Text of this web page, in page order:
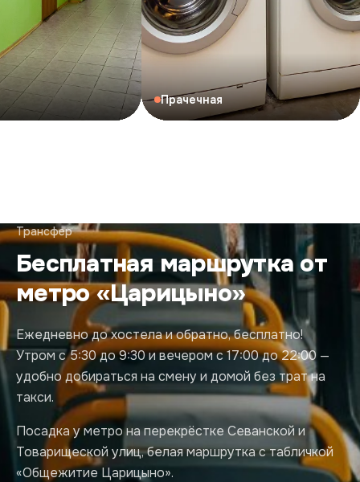
Прачечная
Трансфер
Бесплатная маршрутка от
метро «Царицыно»
Ежедневно до хостела и обратно, бесплатно!
Утром с 5:30 до 9:30 и вечером с 17:00 до 22:00 —
удобно добираться на смену и домой без трат на
такси.
Посадка у метро на перекрёстке Севанской и
Товарищеской улиц, белая маршрутка с табличкой
«Общежитие Царицыно».